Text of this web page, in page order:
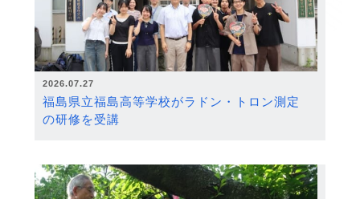
2026.07.27
福島県立福島高等学校がラドン・トロン測定
の研修を受講